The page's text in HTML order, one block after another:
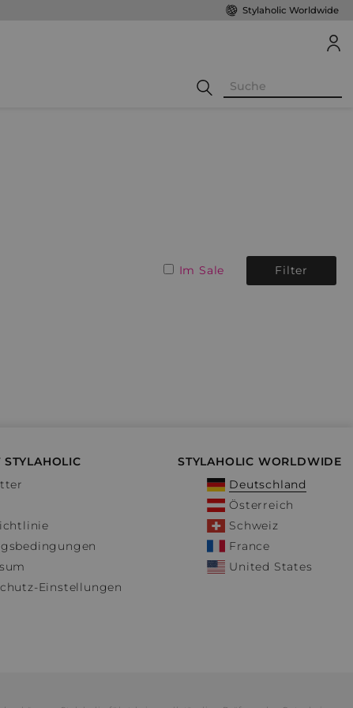
Stylaholic Worldwide
Im Sale Filter
Einstellungen
STYLAHOLIC WORLDWIDE
Deutschland
Österreich
Schweiz
France
United States